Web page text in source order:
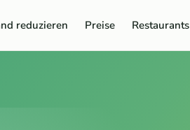
reduzieren Preise Restaurants